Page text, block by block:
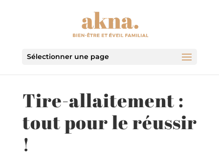
Sélectionner une page
Tire-allaitement :
tout pour le réussir
!